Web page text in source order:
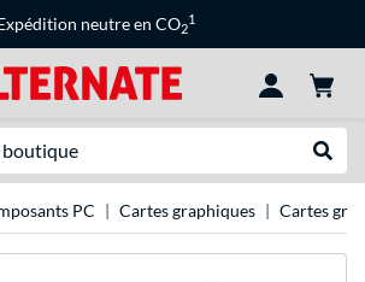
neutre en CO2
1
PC Cartes graphiques Cartes